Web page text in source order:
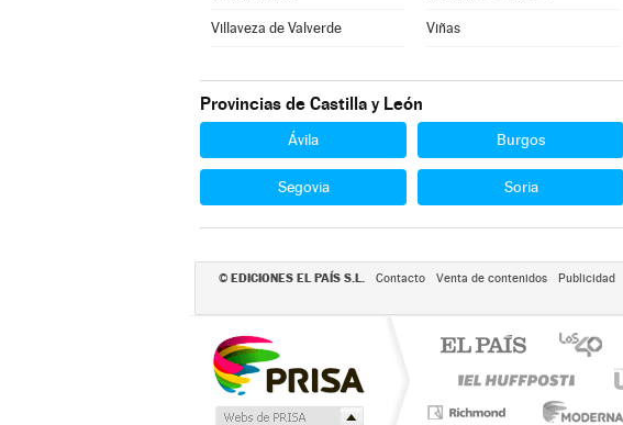
Villaveza de Valverde Viñas
Provincias de Castilla y León
Ávila Burgos
Segovia Soria
© EDICIONES EL PAÍS S.L. Contacto Venta de contenidos Publicidad